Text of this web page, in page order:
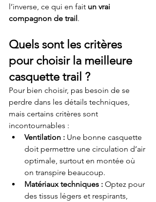
l’inverse, ce qui en fait un vrai
compagnon de trail.
Quels sont les critères
pour choisir la meilleure
casquette trail ?
Pour bien choisir, pas besoin de se
perdre dans les détails techniques,
mais certains critères sont
incontournables :
Ventilation : Une bonne casquette
doit permettre une circulation d’air
optimale, surtout en montée où
on transpire beaucoup.
Matériaux techniques : Optez pour
des tissus légers et respirants,